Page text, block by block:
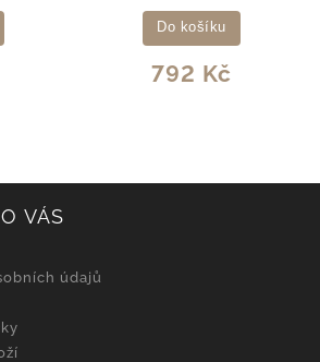
792 Kč
Do košíku
VÁS
údajů